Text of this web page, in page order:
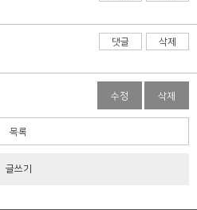
삭제
댓글
수정 삭제
목록
글쓰기